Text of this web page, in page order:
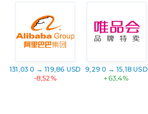
131,03 0 → 119,86 USD
-8,52%
9,29 0 → 15,18 USD
+63,4%